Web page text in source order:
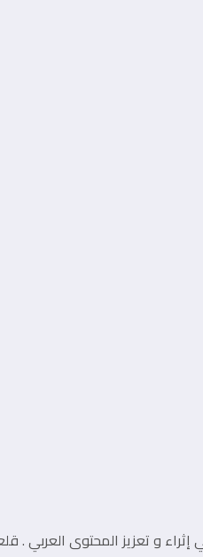
و من أهم أهدفها المساهمة في إثراء و